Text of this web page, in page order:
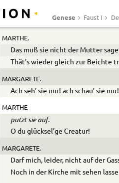
Genese Faust I
Und Sachen herrlich ganz und gar,
Weit reicher als das erste war.
MARTHE.
Das muß sie nicht der Mutter
Thät’s wieder gleich zur Beichte
MARGARETE.
Ach seh’ sie nur! ach schau’ sie nur!
MARTHE
putzt sie auf.
O du glücksel’ge Creatur!
MARGARETE.
Darf mich, leider, nicht auf der
Noch in der Kirche mit sehen